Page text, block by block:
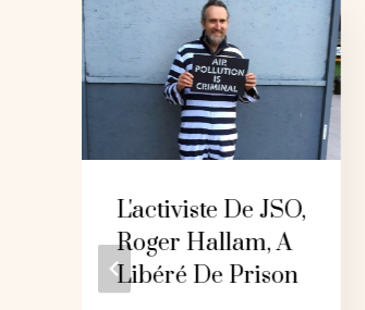
L'activiste De JSO,
Roger Hallam, A
Libéré De Prison